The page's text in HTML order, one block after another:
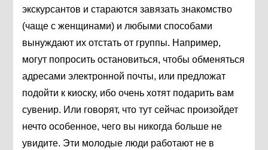
экскурсантов и стараются завязать знакомство
(чаще с женщинами) и любыми способами
вынуждают их отстать от группы. Например,
могут попросить остановиться, чтобы обменяться
адресами электронной почты, или предложат
подойти к киоску, ибо очень хотят подарить вам
сувенир. Или говорят, что тут сейчас произойдет
нечто особенное, чего вы никогда больше не
увидите. Эти молодые люди работают не в